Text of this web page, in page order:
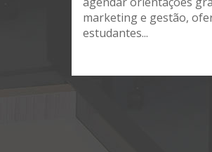
marketing e gestão,
estudantes...